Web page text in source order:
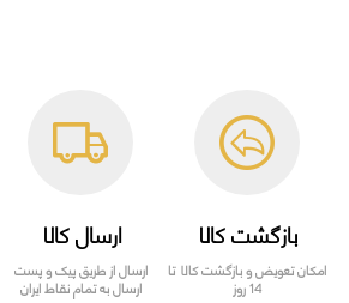
بازگشت کالا
امکان تعویض و بازگشت کالا تا
14 روز
ارسال کالا
ارسال از طریق پیک و پست
ارسال به تمام نقاط ایران